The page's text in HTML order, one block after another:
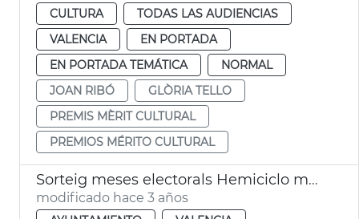
CULTURA
TODAS LAS AUDIENCIAS
VALENCIA
EN PORTADA
EN PORTADA TEMÁTICA
NORMAL
JOAN RIBÓ
GLÒRIA TELLO
PREMIS MÈRIT CULTURAL
PREMIOS MÉRITO CULTURAL
Sorteig meses electorals Hemiciclo municipal
modificado hace 3 años